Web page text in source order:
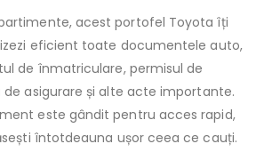
acest portofel Toyota îți
eficient toate documentele auto,
de înmatriculare, permisul de
asigurare și alte acte importante.
este gândit pentru acces rapid,
întotdeauna ușor ceea ce cauți.